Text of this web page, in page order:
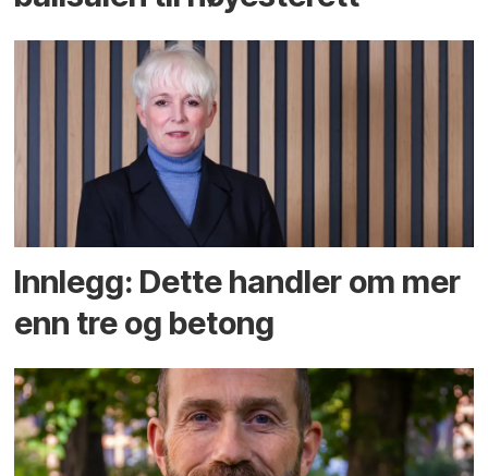
Innlegg: Dette handler om mer
enn tre og betong